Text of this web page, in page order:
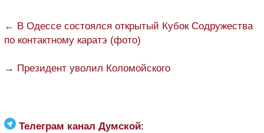
← В Одессе состоялся открытый Кубок Содружества
по контактному каратэ (фото)
→ Президент уволил Коломойского
Телеграм канал Думской: